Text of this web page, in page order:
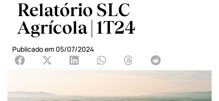
Relatório SLC
Agrícola | 1T24
Publicado em 05/07/2024